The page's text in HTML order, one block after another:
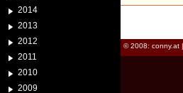
2014
2013
2012
2011
2010
2009
© 2008: conny.at |